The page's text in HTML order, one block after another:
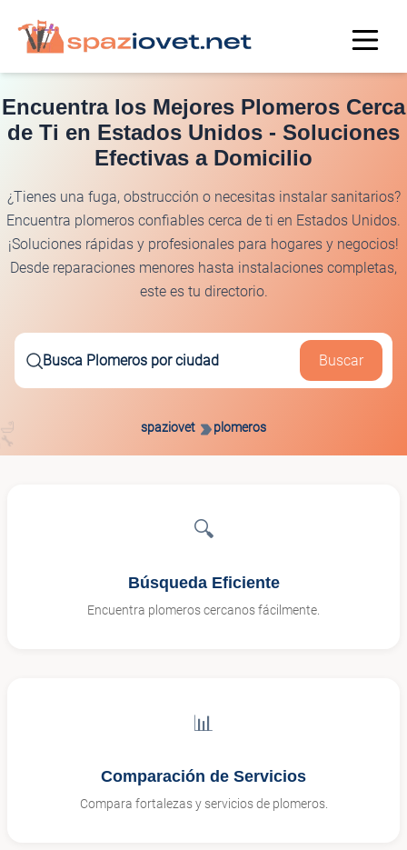
Encuentra los Mejores Plomeros Cerca
de Ti en Estados Unidos - Soluciones
Efectivas a Domicilio
¿Tienes una fuga, obstrucción o necesitas instalar sanitarios?
Encuentra plomeros confiables cerca de ti en Estados Unidos.
¡Soluciones rápidas y profesionales para hogares y negocios!
Desde reparaciones menores hasta instalaciones completas,
este es tu directorio.
Busca Plomeros por ciudad Buscar
spaziovet plomeros
🔧
🛁
🔍
Búsqueda Eficiente
Encuentra plomeros cercanos fácilmente.
📊
Comparación de Servicios
Compara fortalezas y servicios de plomeros.